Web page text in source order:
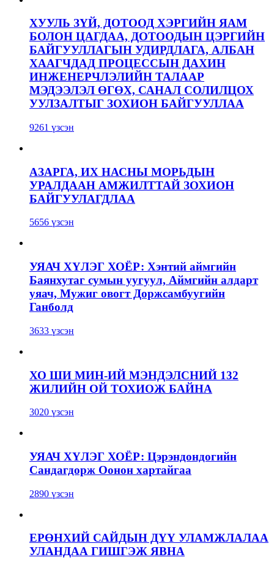
ХУУЛЬ ЗҮЙ, ДОТООД ХЭРГИЙН ЯАМ
БОЛОН ЦАГДАА, ДОТООДЫН ЦЭРГИЙН
БАЙГУУЛЛАГЫН УДИРДЛАГА, АЛБАН
ХААГЧДАД ПРОЦЕССЫН ДАХИН
ИНЖЕНЕРЧЛЭЛИЙН ТАЛААР
МЭДЭЭЛЭЛ ӨГӨХ, САНАЛ СОЛИЛЦОХ
УУЛЗАЛТЫГ ЗОХИОН БАЙГУУЛЛАА
9261 үзсэн
АЗАРГА, ИХ НАСНЫ МОРЬДЫН
УРАЛДААН АМЖИЛТТАЙ ЗОХИОН
БАЙГУУЛАГДЛАА
5656 үзсэн
УЯАЧ ХҮЛЭГ ХОЁР: Хэнтий аймгийн
Баянхутаг сумын уугуул, Аймгийн алдарт
уяач, Мужиг овогт Доржсамбуугийн
Ганболд
3633 үзсэн
ХО ШИ МИН-ИЙ МЭНДЭЛСНИЙ 132
ЖИЛИЙН ОЙ ТОХИОЖ БАЙНА
3020 үзсэн
УЯАЧ ХҮЛЭГ ХОЁР: Цэрэндондогийн
Сандагдорж Оонон хартайгаа
2890 үзсэн
ЕРӨНХИЙ САЙДЫН ДҮҮ УЛАМЖЛАЛАА
УЛАНДАА ГИШГЭЖ ЯВНА